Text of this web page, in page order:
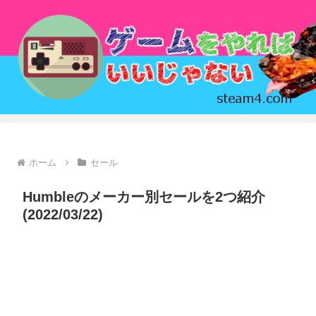
ホーム セール
Humbleのメーカー別セールを2つ紹介
(2022/03/22)